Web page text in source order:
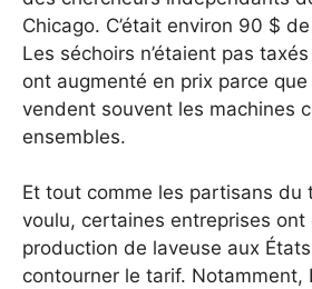
Chicago. C’était environ 90 $
Les séchoirs n’étaient pas
ont augmenté en prix parce
vendent souvent les machines
ensembles.
Et tout comme les partisans du
voulu, certaines entreprises ont
production de laveuse aux
contourner le tarif. Notamment,